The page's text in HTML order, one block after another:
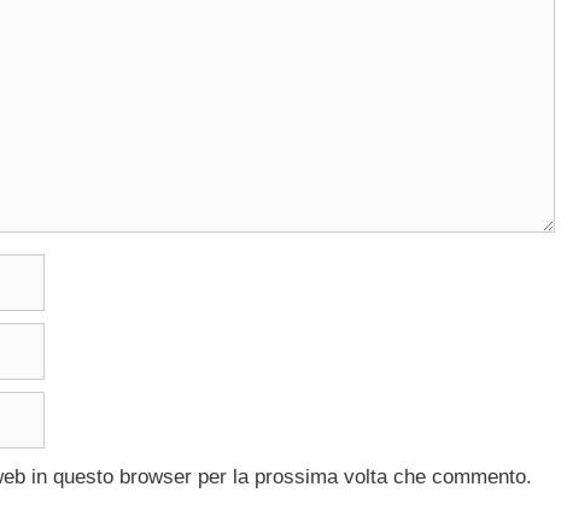
in questo browser per la prossima volta che commento.